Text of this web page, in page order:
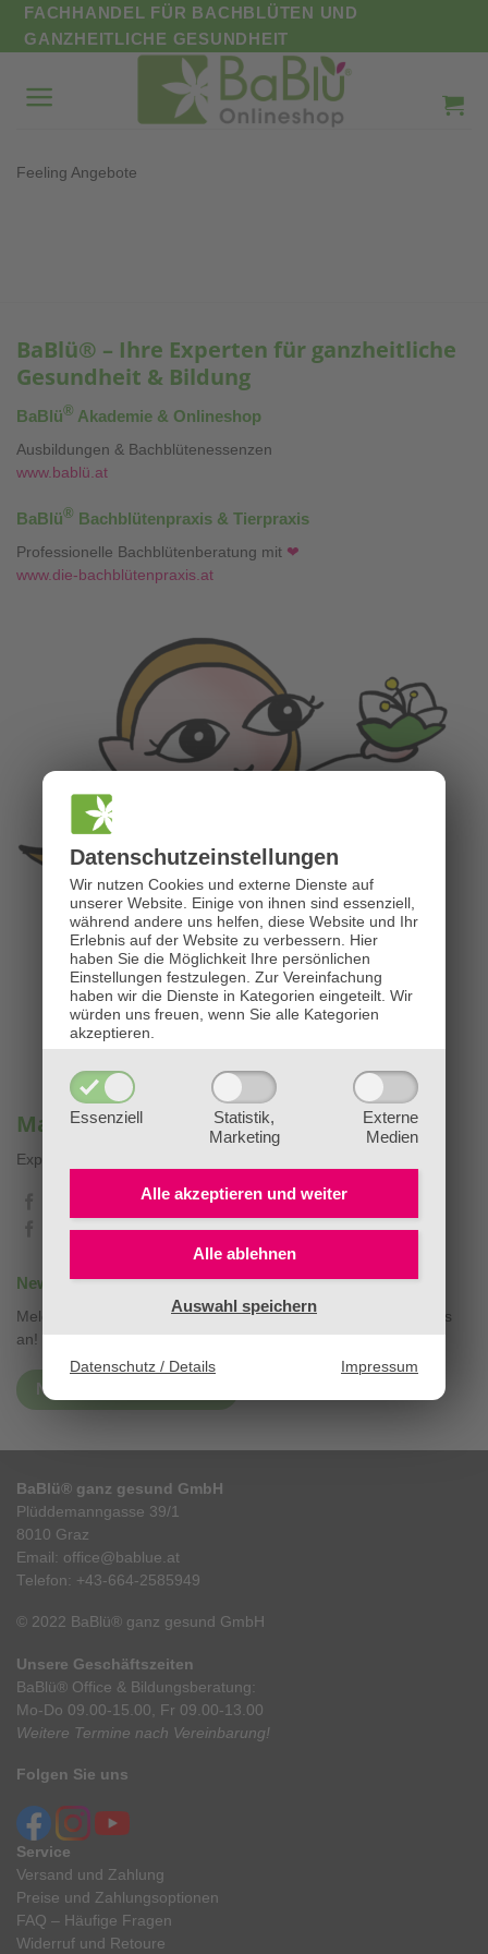
Datenschutz­einstellungen
Wir nutzen Cookies und externe Dienste auf
unserer Website. Einige von ihnen sind essenziell,
während andere uns helfen, diese Website und Ihr
Erlebnis auf der Website zu verbessern. Hier
haben Sie die Möglichkeit Ihre persönlichen
Einstellungen festzulegen. Zur Vereinfachung
haben wir die Dienste in Kategorien eingeteilt. Wir
würden uns freuen, wenn Sie alle Kategorien
akzeptieren.
Essenziell
Statistik,
Marketing
Externe
Medien
Alle akzeptieren und weiter
Alle ablehnen
Auswahl speichern
Datenschutz / Details Impressum
Zum
Inhalt
FACHHANDEL FÜR BACHBLÜTEN UND
GANZHEITLICHE GESUNDHEIT
Feeling Angebote
BaBlü® – Ihre Experten für ganzheitliche
Gesundheit & Bildung
BaBlü® Akademie & Onlineshop
Ausbildungen & Bachblütenessenzen
www.bablü.at
BaBlü® Bachblütenpraxis & Tierpraxis
Professionelle Bachblütenberatung mit ❤
www.die-bachblütenpraxis.at
Mag. Sandra Stopar & BaBlümchen®
Expertenwissen, Blog & Liebevolles
@diebachbluetenpraxis
@babluemchen
Newsletter mit Aktionen & Gesundheitstipps
Melden Sie sich hier zu unseren kostenlosen Gesundheitsnews
an!
Newsletter abonnieren
BaBlü® ganz gesund GmbH
Plüddemanngasse 39/1
8010 Graz
Email: office@bablue.at
Telefon: +43-664-2585949
© 2022 BaBlü® ganz gesund GmbH
Unsere Geschäftszeiten
BaBlü® Office & Bildungsberatung:
Mo-Do 09.00-15.00, Fr 09.00-13.00
Weitere Termine nach Vereinbarung!
Folgen Sie uns
Service
Versand und Zahlung
Preise und Zahlungsoptionen
FAQ – Häufige Fragen
Widerruf und Retoure